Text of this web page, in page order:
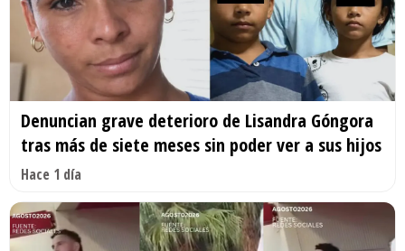
Denuncian grave deterioro de Lisandra Góngora
tras más de siete meses sin poder ver a sus hijos
Hace 1 día